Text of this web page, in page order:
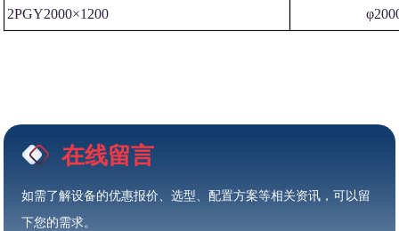
2PGY2000×1200
在线留言
如需了解设备的优惠报价、选型、配置方案等相关资讯，可以留
下您的需求。